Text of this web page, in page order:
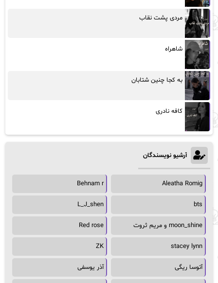
مردی پشت نقاب
شاهراه
به کجا چنین شتابان
کافه نادری
آرشیو نویسندگان
Aleatha Romig
Behnam r
bts
L_J_shen
moon_shine و مریم ثروت Red rose
stacey lynn
ZK
آتوسا ریگی آذر یوسفی